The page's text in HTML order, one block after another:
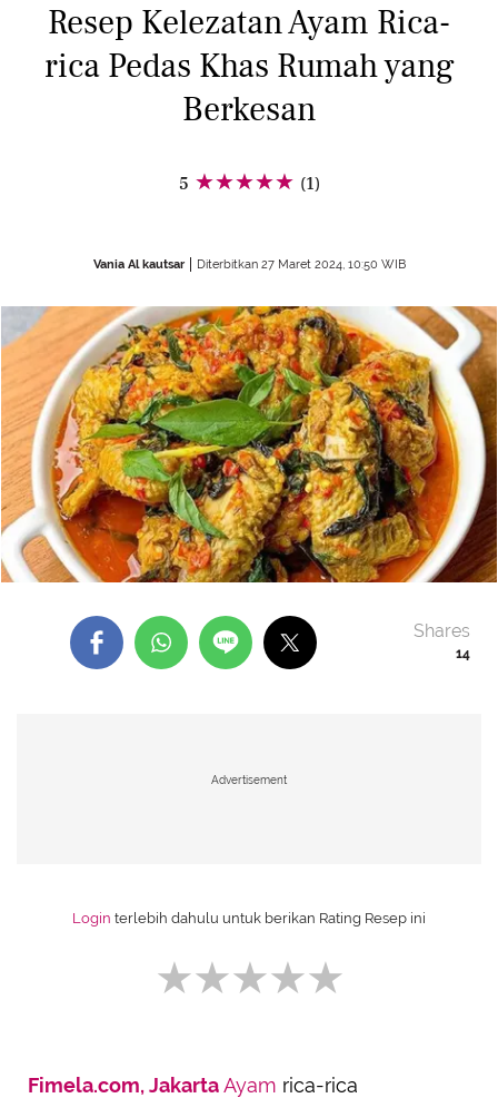
Resep Kelezatan Ayam Rica-
rica Pedas Khas Rumah yang
Berkesan
5 (1)
Vania Al kautsar Diterbitkan 27 Maret 2024, 10:50 WIB
14
Shares
Advertisement
Login terlebih dahulu untuk berikan Rating Resep ini
SUBMIT REVIEW
Fimela.com, JakartaAyam rica-rica